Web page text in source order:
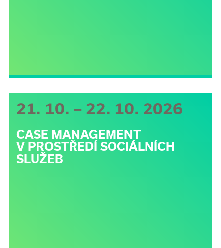
21. 10. – 22. 10. 2026
CASE MANAGEMENT
V PROSTŘEDÍ SOCIÁLNÍCH
SLUŽEB